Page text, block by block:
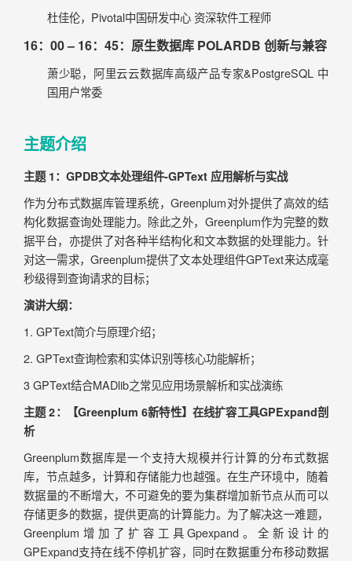
杜佳伦，Pivotal中国研发中心 资深软件工程师
16：00 – 16：45：原生数据库 POLARDB 创新与兼容
萧少聪，阿里云云数据库高级产品专家&PostgreSQL 中
国用户常委
主题介绍
主题 1：GPDB文本处理组件-GPText 应用解析与实战
作为分布式数据库管理系统，Greenplum对外提供了高效的结
构化数据查询处理能力。除此之外，Greenplum作为完整的数
据平台，亦提供了对各种半结构化和文本数据的处理能力。针
对这一需求，Greenplum提供了文本处理组件GPText来达成毫
秒级得到查询请求的目标；
演讲大纲：
1. GPText简介与原理介绍；
2. GPText查询检索和实体识别等核心功能解析；
3 GPText结合MADlib之常见应用场景解析和实战演练
主题 2：【Greenplum 6新特性】在线扩容工具GPExpand剖
析
Greenplum数据库是一个支持大规模并行计算的分布式数据
库，节点越多，计算和存储能力也越强。在生产环境中，随着
数据量的不断增大，不可避免的要为集群增加新节点从而可以
存储更多的数据，提供更高的计算能力。为了解决这一难题，
Greenplum增加了扩容工具Gpexpand。全新设计的
GPExpand支持在线不停机扩容，同时在数据重分布移动数据